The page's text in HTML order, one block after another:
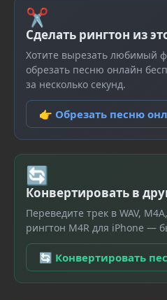
✂
Сделать рингтон из
Хотите вырезать любимый
обрезать песню онлайн
за несколько секунд.
👉 Обрезать песню
🔄
Конвертировать в
Переведите трек в WAV,
рингтон M4R для iPhone —
🔄 Конвертировать